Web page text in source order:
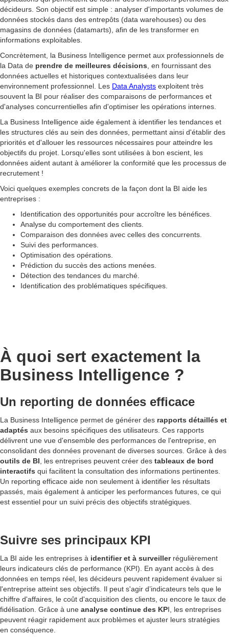
décideurs. Son objectif est simple : analyser d'importants volumes de
données stockés dans des entrepôts (data warehouses) ou des
magasins de données (datamarts), afin de les transformer en
informations exploitables.
Concrètement, la Business Intelligence permet aux professionnels de
la Data de prendre de meilleures décisions , en fournissant des
données actuelles et historiques contextualisées dans leur
environnement professionnel. Les Data Analysts exploitent très
souvent la BI pour réaliser des comparaisons de performances et
d'analyses concurrentielles afin d'optimiser les opérations internes.
La Business Intelligence aide également à identifier les tendances et
les structures clés au sein des données, permettant ainsi d'établir des
priorités et d'allouer les ressources nécessaires pour atteindre les
objectifs du projet. Lorsqu'elles sont utilisées à bon escient, les
données aident autant à améliorer la conformité que les processus de
recrutement !
Voici quelques exemples concrets de la façon dont la BI aide les
entreprises :
Identification des opportunités pour accroître les bénéfices.
Analyse du comportement des clients.
Comparaison des données avec celles des concurrents.
Suivi des performances.
Optimisation des opérations.
Prédiction du succès des actions menées.
Détection des tendances du marché.
Identification des problématiques spécifiques.
À quoi sert exactement la
Business Intelligence ?
Un reporting de données efficace
La Business Intelligence permet de générer des rapports détaillés et
adaptés aux besoins spécifiques des utilisateurs. Ces rapports
délivrent une vue d'ensemble des performances de l'entreprise, en
consolidant des données provenant de diverses sources. Grâce à des
outils de BI , les entreprises peuvent créer des tableaux de bord
interactifs qui facilitent la consultation des informations pertinentes.
Un reporting efficace aide non seulement à identifier les résultats
passés, mais également à anticiper les performances futures, ce qui
est essentiel pour un suivi précis des objectifs stratégiques.
Suivre ses principaux KPI
La BI aide les entreprises à identifier et à surveiller régulièrement
leurs indicateurs clés de performance (KPI). En ayant accès à des
données en temps réel, les décideurs peuvent rapidement évaluer si
l'entreprise atteint ses objectifs. Il peut s'agir d’indicateurs tels que le
chiffre d'affaires, le coût d'acquisition des clients, ou encore le taux de
fidélisation. Grâce à une analyse continue des KPI, les entreprises
peuvent réagir rapidement aux problèmes et ajuster leurs stratégies
en conséquence.